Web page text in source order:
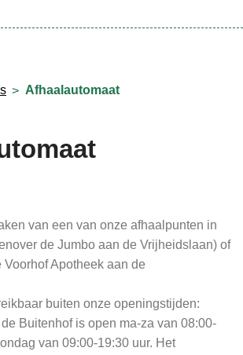
Afhaalautomaat
van een van onze afhaalpunten in
de Jumbo aan de Vrijheidslaan) of
Apotheek aan de
buiten onze openingstijden:
Buitenhof is open ma-za van 08:00-
van 09:00-19:30 uur. Het